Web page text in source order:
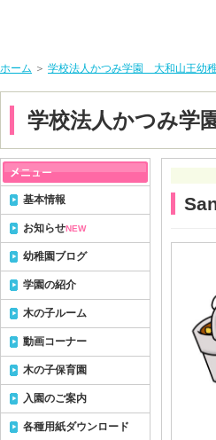
ホーム ＞ 学校法人かつみ学園 大和山王幼
学校法人かつみ学
基本情報
お知らせNEW
幼稚園ブログ
学園の紹介
木の子ルーム
動画コーナー
木の子保育園
入園のご案内
各種用紙ダウンロード